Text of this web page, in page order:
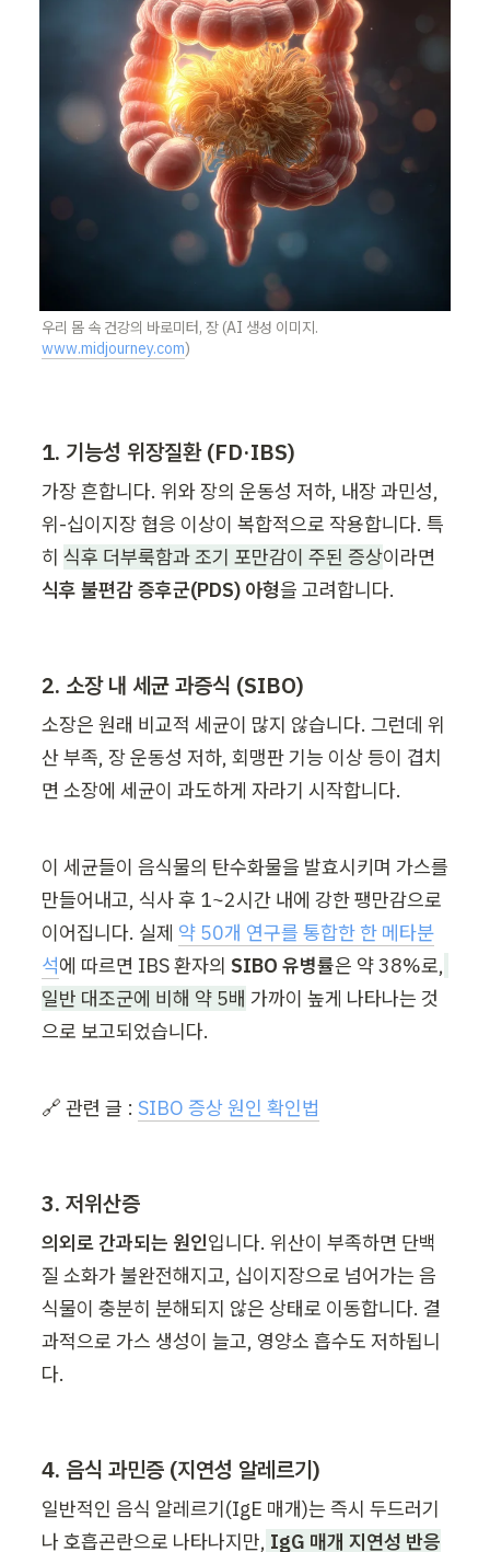
www.midjourney.com)
1. 기능성 위장질환 (FD·IBS)
가장 흔합니다. 위와 장의 운동성 저하, 내장 과민성,
위-십이지장 협응 이상이 복합적으로 작용합니다. 특
히 식후 더부룩함과 조기 포만감이 주된 증상
식후 불편감 증후군(PDS) 아형을 고려합니다.
2. 소장 내 세균 과증식 (SIBO)
소장은 원래 비교적 세균이 많지 않습니다. 그런데 위
산 부족, 장 운동성 저하, 회맹판 기능 이상 등이 겹치
면 소장에 세균이 과도하게 자라기 시작합니다.
이 세균들이 음식물의 탄수화물을 발효시키며 가스를
만들어내고, 식사 후 1~2시간 내에 강한 팽만감으로
이어집니다. 실제 약 50개 연구를 통합한 한 메타분
석에 따르면 IBS 환자의 SIBO 유병률은 약 38%로,
일반 대조군에 비해 약 5배 가까이 높게 나타나는 것
으로 보고되었습니다.
🔗 관련 글 : SIBO 증상 원인 확인법
3. 저위산증
의외로 간과되는 원인입니다. 위산이 부족하면 단백
질 소화가 불완전해지고, 십이지장으로 넘어가는 음
식물이 충분히 분해되지 않은 상태로 이동합니다. 결
과적으로 가스 생성이 늘고, 영양소 흡수도 저하됩니
다.
4. 음식 과민증 (지연성 알레르기)
일반적인 음식 알레르기(IgE 매개)는 즉시 두드러기
나 호흡곤란으로 나타나지만, IgG 매개 지연성 반응